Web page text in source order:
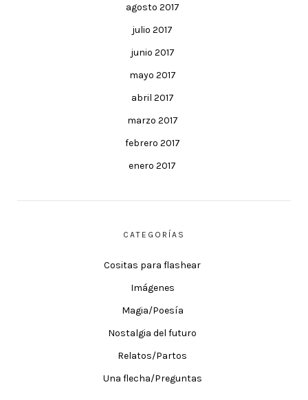
agosto 2017
julio 2017
junio 2017
mayo 2017
abril 2017
marzo 2017
febrero 2017
enero 2017
CATEGORÍAS
Cositas para flashear
Imágenes
Magia/Poesía
Nostalgia del futuro
Relatos/Partos
Una flecha/Preguntas